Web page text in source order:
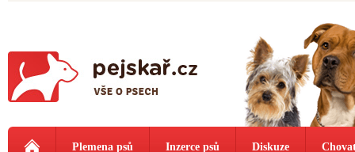
Plemena psů Inzerce psů Diskuze